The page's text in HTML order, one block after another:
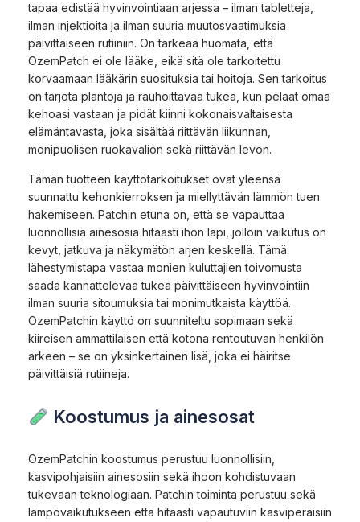
tapaa edistää hyvinvointiaan arjessa – ilman tabletteja,
ilman injektioita ja ilman suuria muutosvaatimuksia
päivittäiseen rutiiniin. On tärkeää huomata, että
OzemPatch ei ole lääke, eikä sitä ole tarkoitettu
korvaamaan lääkärin suosituksia tai hoitoja. Sen tarkoitus
on tarjota plantoja ja rauhoittavaa tukea, kun pelaat omaa
kehoasi vastaan ja pidät kiinni kokonaisvaltaisesta
elämäntavasta, joka sisältää riittävän liikunnan,
monipuolisen ruokavalion sekä riittävän levon.
Tämän tuotteen käyttötarkoitukset ovat yleensä
suunnattu kehonkierroksen ja miellyttävän lämmön tuen
hakemiseen. Patchin etuna on, että se vapauttaa
luonnollisia ainesosia hitaasti ihon läpi, jolloin vaikutus on
kevyt, jatkuva ja näkymätön arjen keskellä. Tämä
lähestymistapa vastaa monien kuluttajien toivomusta
saada kannattelevaa tukea päivittäiseen hyvinvointiin
ilman suuria sitoumuksia tai monimutkaista käyttöä.
OzemPatchin käyttö on suunniteltu sopimaan sekä
kiireisen ammattilaisen että kotona rentoutuvan henkilön
arkeen – se on yksinkertainen lisä, joka ei häiritse
päivittäisiä rutiineja.
Koostumus ja ainesosat
OzemPatchin koostumus perustuu luonnollisiin,
kasvipohjaisiin ainesosiin sekä ihoon kohdistuvaan
tukevaan teknologiaan. Patchin toiminta perustuu sekä
lämpövaikutukseen että hitaasti vapautuviin kasviperäisiin